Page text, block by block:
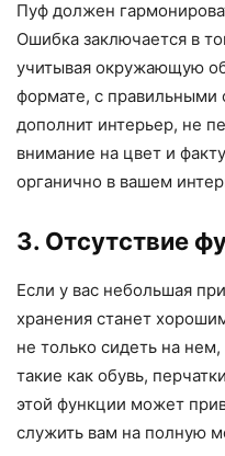
Пуф должен
Ошибка заключается в
учитывая окружающую
формате, с правильными
дополнит интерьер, не
внимание на цвет и
органично в вашем
3. Отсутствие
Если у вас небольшая
хранения станет
не только сидеть на
такие как обувь,
этой функции может
служить вам на полную